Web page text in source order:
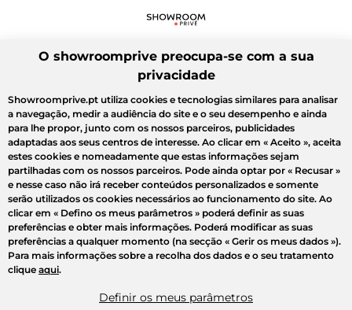
O showroomprive preocupa-se com a sua
privacidade
Showroomprive.pt utiliza cookies e tecnologias similares para analisar
a navegação, medir a audiência do site e o seu desempenho e ainda
para lhe propor, junto com os nossos parceiros, publicidades
adaptadas aos seus centros de interesse. Ao clicar em « Aceito », aceita
estes cookies e nomeadamente que estas informações sejam
partilhadas com os nossos parceiros. Pode ainda optar por « Recusar »
e nesse caso não irá receber conteúdos personalizados e somente
serão utilizados os cookies necessários ao funcionamento do site. Ao
clicar em « Defino os meus parâmetros » poderá definir as suas
preferências e obter mais informações. Poderá modificar as suas
preferências a qualquer momento (na secção « Gerir os meus dados »).
Para mais informações sobre a recolha dos dados e o seu tratamento
clique aqui.
Definir os meus parâmetros